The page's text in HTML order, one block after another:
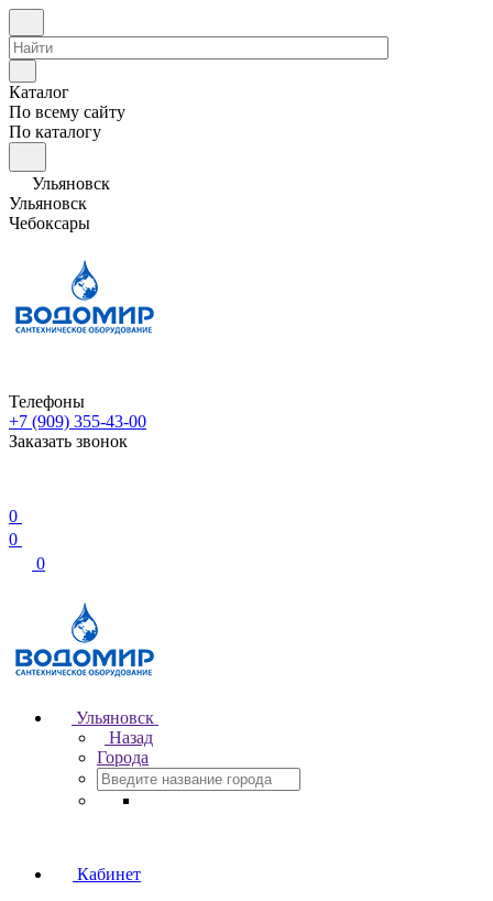
Каталог
По всему сайту
По каталогу
Ульяновск
Ульяновск
Чебоксары
Телефоны
+7 (909) 355-43-00
Заказать звонок
0
0
0
Ульяновск
Назад
Города
Кабинет